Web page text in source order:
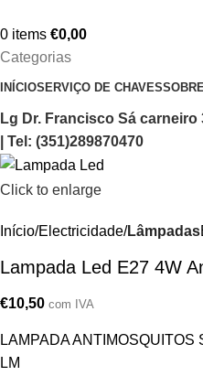
0 items €0,00
Categorias
INÍCIOSERVIÇO DE CHAVES
Lg Dr. Francisco Sá carneiro
| Tel: (351)289870470
Click to enlarge
Início Electricidade Lâmpadas
Lampada Led E27 4W
€10,50 com IVA
LAMPADA
LM